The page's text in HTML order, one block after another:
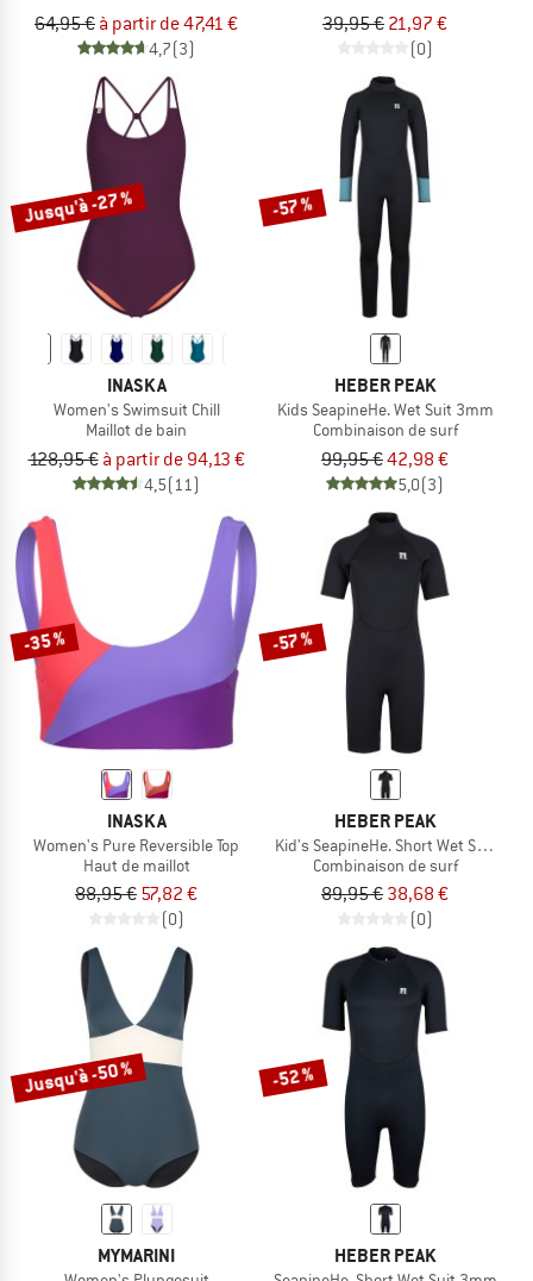
64,95 € à partir de 47,41 €
4,7(3)
39,95 € 21,97 €
(0)
Jusqu'à -27 %
INASKA
Women's Swimsuit Chill
Maillot de bain
128,95 € à partir de 94,13 €
4,5(11)
-57 %
HEBER PEAK
Kids SeapineHe. Wet Suit 3mm
Combinaison de surf
99,95 €42,98 €
5,0(3)
-35 %
INASKA
Women's Pure Reversible Top
Haut de maillot
88,95 € 57,82 €
(0)
-57 %
HEBER PEAK
Kid's SeapineHe. Short Wet Suit
Combinaison de surf
89,95 € 38,68 €
(0)
Jusqu'à -50 %
MYMARINI
-52 %
HEBER PEAK